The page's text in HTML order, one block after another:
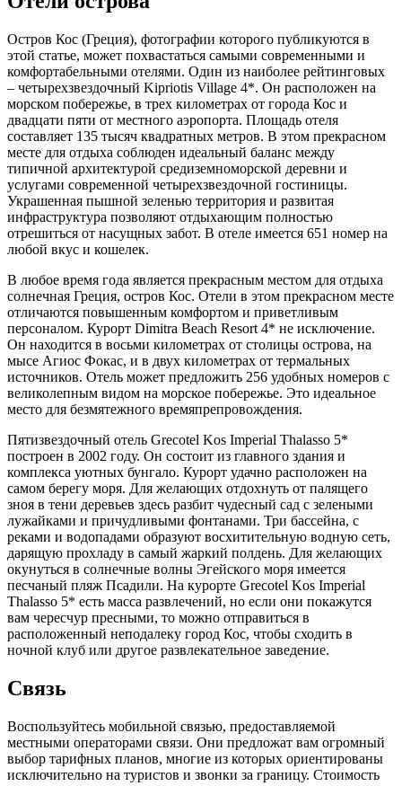
наиболее полное впечатление о достопримечательностях
предлагаемые на курортах, недешевы, а на собственном
транспорте есть возможность объехать весь Кос без особых
затрат. Особенно это удобно, если с вами отдыхает маленький
ребенок. Для детей на острове условия прекрасные.
Побывавшие на острове свидетельствуют, что большинство
пляжей здесь имеют пологий заход в море и мягкое песчаное
покрытие, идеально подходящее для ребятишек. Кроме того, в
отеле за общим столом для детей всегда найдется подходящая
пища. Для тех, кто впервые оказался в Греции, остров Кос
стал восхитительным местом для знакомства с этой
замечательной страной.
Природа
Самой притягательной отличительной чертой острова Кос
является его природа и экология, ведь Кос считается одним из
самых чистых уголков не только Греции, но и всей планеты.
Поэтому он так привлекает любителей природной красоты.
Летом на побережье острова уникальные черепахи-карета
откладывают яйца, зимой на острове живут фламинго,
круглый год на южном берегу хозяйничают
средиземноморские тюлени.